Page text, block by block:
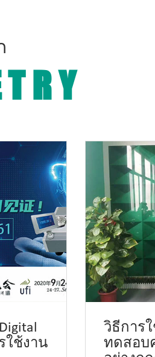
ใช้งาน
วิธีการ
ทดสอบ